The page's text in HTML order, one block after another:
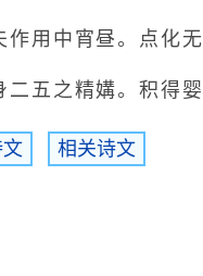
中宵昼。点化无
之精媾。积得婴
相关诗文